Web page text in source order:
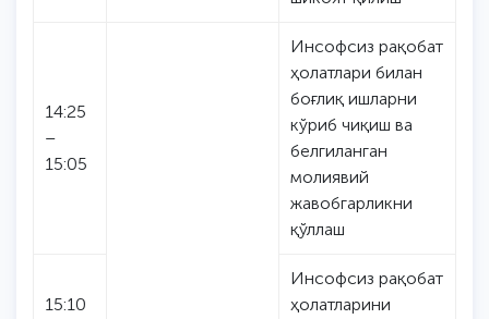
14:25
–
15:05
Инсофсиз рақобат
ҳолатлари билан
боғлиқ ишларни
кўриб чиқиш ва
белгиланган
молиявий
жавобгарликни
қўллаш
15:10
Инсофсиз рақобат
ҳолатларини